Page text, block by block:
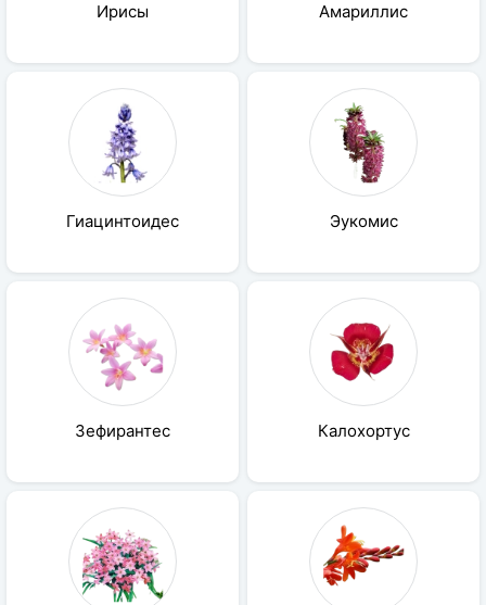
Удобрения
Средства защиты растений
Ирисы Амариллис
Гиацинтоидес Эукомис
Зефирантес Калохортус